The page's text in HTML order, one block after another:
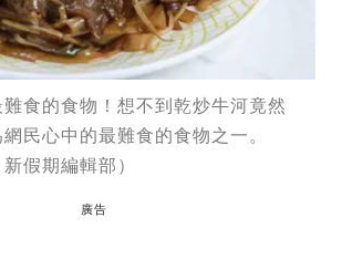
食的食物！想不到乾炒牛河竟然
民心中的最難食的食物之一。
假期編輯部）
廣告